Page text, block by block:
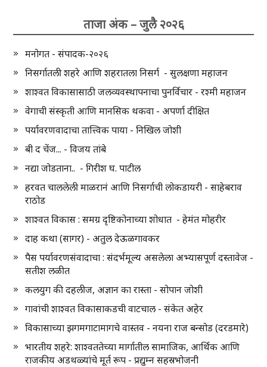
ताजा अंक – जुलै २०२६
मनोगत - संपादक-२०२६
निसर्गातली शहरे आणि शहरातला निसर्ग - सुलक्षणा महाजन
शाश्वत विकासासाठी जलव्यवस्थापनाचा पुनर्विचार - रश्मी महाजन
वेगाची संस्कृती आणि मानसिक थकवा - अपर्णा दीक्षित
पर्यावरणवादाचा तात्त्विक पाया - निखिल जोशी
बी द चेंज... - विजय तांबे
नद्या जोडताना.. - गिरीश घ. पाटील
हरवत चाललेली माळरानं आणि निसर्गाची लोकडायरी - साहेबराव
राठोड
शाश्वत विकास : समग्र दृष्टिकोनाच्या शोधात - हेमंत मोहरीर
दाह कथा (सागर) - अतुल देऊळगावकर
पैस पर्यावरणसंवादाचा : संदर्भमूल्य असलेला अभ्यासपूर्ण दस्तावेज -
सतीश लळीत
कलयुग की दहलीज, अज्ञान का रास्ता - सोपान जोशी
गावांची शाश्वत विकासाकडची वाटचाल - संकेत अहेर
विकासाच्या झगमगाटामागचे वास्तव - नयना राज बन्सोड (दरडमारे)
भारतीय शहरे: शाश्वततेच्या मार्गातील सामाजिक, आर्थिक आणि
राजकीय अडथळ्यांचे मूर्त रूप - प्रद्युम्न सहस्रभोजनी